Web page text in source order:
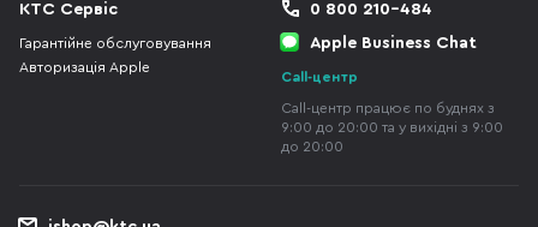
КТС Сервіс
Гарантійне обслуговування
Авторизація Apple
0 800 210-484
Apple Business Chat
Call-центр
Call-центр працює по буднях з
9:00 до 20:00 та у вихідні з 9:00
до 20:00